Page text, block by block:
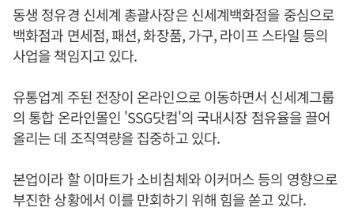
동생 정유경 신세계 총괄사장은 신세계백화점을 중심으로
백화점과 면세점, 패션, 화장품, 가구, 라이프 스타일 등의
사업을 책임지고 있다.
유통업계 주된 전장이 온라인으로 이동하면서 신세계그룹
의 통합 온라인몰인 'SSG닷컴'의 국내시장 점유율을 끌어
올리는 데 조직역량을 집중하고 있다.
본업이라 할 이마트가 소비침체와 이커머스 등의 영향으로
부진한 상황에서 이를 만회하기 위해 힘을 쏟고 있다.